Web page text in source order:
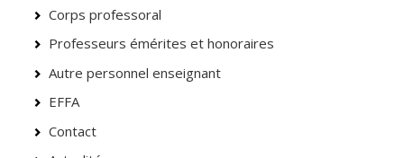
Corps professoral
Professeurs émérites et honoraires
Autre personnel enseignant
EFFA
Contact